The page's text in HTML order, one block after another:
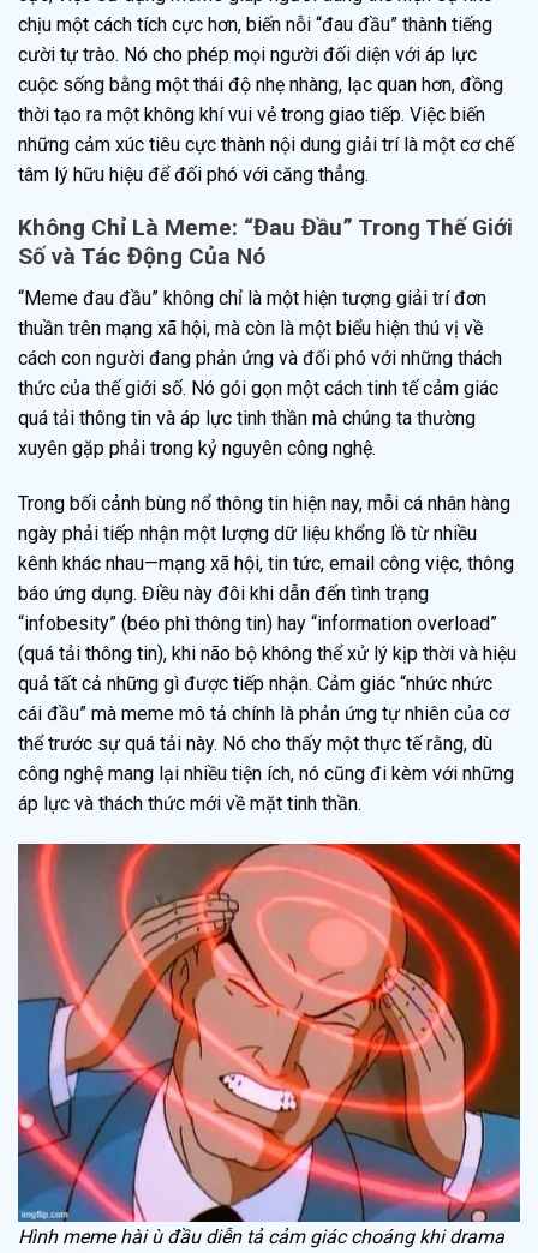
chịu một cách tích cực hơn, biến nỗi “đau đầu” thành tiếng
cười tự trào. Nó cho phép mọi người đối diện với áp lực
cuộc sống bằng một thái độ nhẹ nhàng, lạc quan hơn, đồng
thời tạo ra một không khí vui vẻ trong giao tiếp. Việc biến
những cảm xúc tiêu cực thành nội dung giải trí là một cơ chế
tâm lý hữu hiệu để đối phó với căng thẳng.
Không Chỉ Là Meme: “Đau Đầu” Trong Thế Giới
Số và Tác Động Của Nó
“Meme đau đầu” không chỉ là một hiện tượng giải trí đơn
thuần trên mạng xã hội, mà còn là một biểu hiện thú vị về
cách con người đang phản ứng và đối phó với những thách
thức của thế giới số. Nó gói gọn một cách tinh tế cảm giác
quá tải thông tin và áp lực tinh thần mà chúng ta thường
xuyên gặp phải trong kỷ nguyên công nghệ.
Trong bối cảnh bùng nổ thông tin hiện nay, mỗi cá nhân hàng
ngày phải tiếp nhận một lượng dữ liệu khổng lồ từ nhiều
kênh khác nhau—mạng xã hội, tin tức, email công việc, thông
báo ứng dụng. Điều này đôi khi dẫn đến tình trạng
“infobesity” (béo phì thông tin) hay “information overload”
(quá tải thông tin), khi não bộ không thể xử lý kịp thời và hiệu
quả tất cả những gì được tiếp nhận. Cảm giác “nhức nhức
cái đầu” mà meme mô tả chính là phản ứng tự nhiên của cơ
thể trước sự quá tải này. Nó cho thấy một thực tế rằng, dù
công nghệ mang lại nhiều tiện ích, nó cũng đi kèm với những
áp lực và thách thức mới về mặt tinh thần.
Hình meme hài ù đầu diễn tả cảm giác choáng khi drama